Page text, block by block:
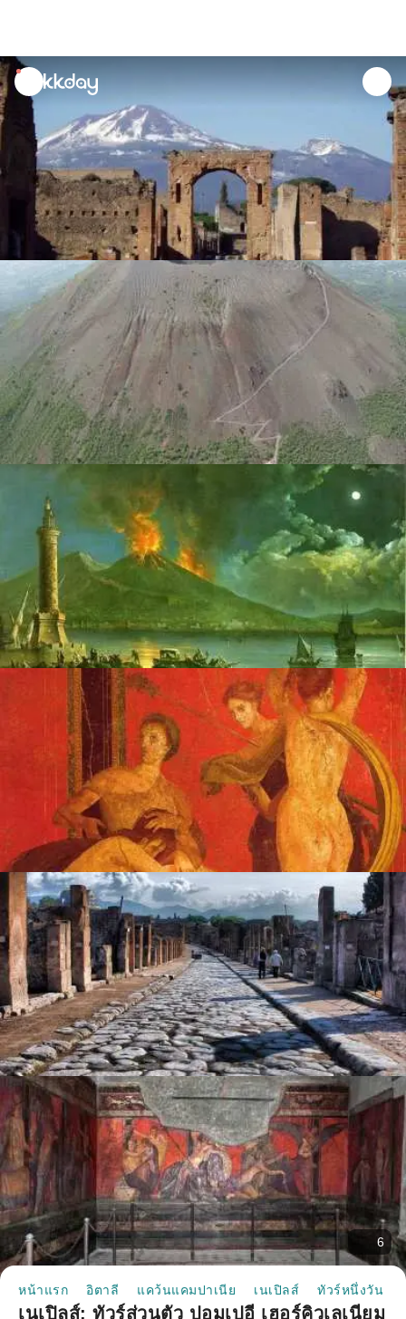
unread
notifications
6
หน้าแรก อิตาลี แคว้นแคมปาเนีย เนเปิลส์ ทัวร์หนึ่งวัน
เนเปิลส์: ทัวร์ส่วนตัว ปอมเปอี เฮอร์คิวเลเนียม